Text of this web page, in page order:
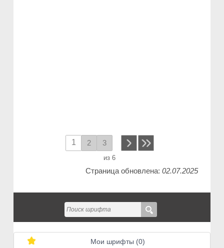
1 2 3 next
из 6
Страница обновлена: 02.07.2025
Мои шрифты (0)